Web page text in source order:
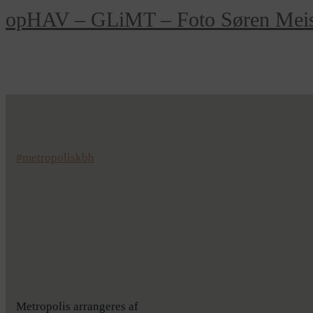
opHAV – GLiMT – Foto Søren
#metropoliskbh
Metropolis arrangeres af